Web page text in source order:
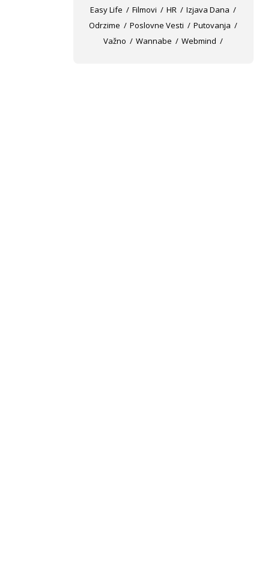
Easy Life
Filmovi HR
Izjava Dana
Odrzime
Poslovne Vesti
Putovanja
Važno
Wannabe Webmind